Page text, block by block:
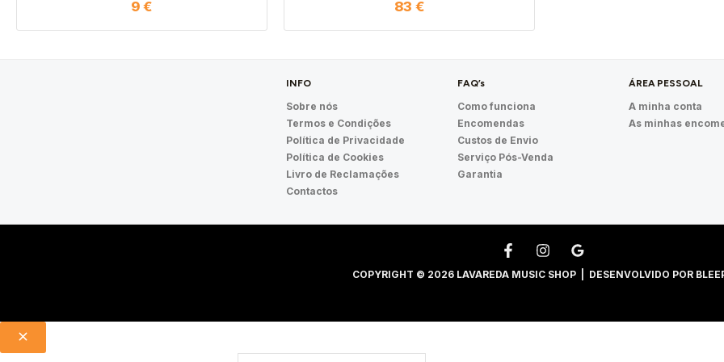
9€ 83 €
INFO
Sobre nós
Termos e Condições
Política de Privacidade
Política de Cookies
Livro de Reclamações
Contactos
FAQ’s
Como funciona
Encomendas
Custos de Envio
Serviço Pós-Venda
Garantia
ÁREA PESSOAL
A minha conta
As minhas
COPYRIGHT © 2026 LAVAREDA MUSIC SHOP | DESENVOLVIDO POR